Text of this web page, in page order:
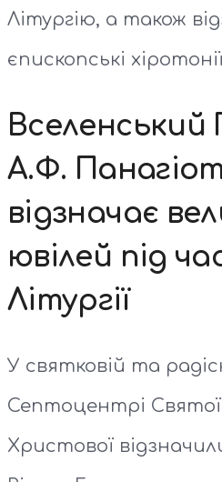
Літургію, а також
єпископські
Вселенський
А.Ф.
відзначає
ювілей під
Літургії
У святковій та
Септоцентрі Святої
Христової